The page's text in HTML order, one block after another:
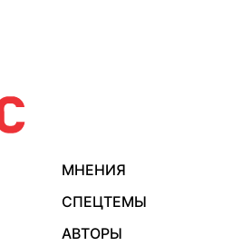
МНЕНИЯ
СПЕЦТЕМЫ
АВТОРЫ